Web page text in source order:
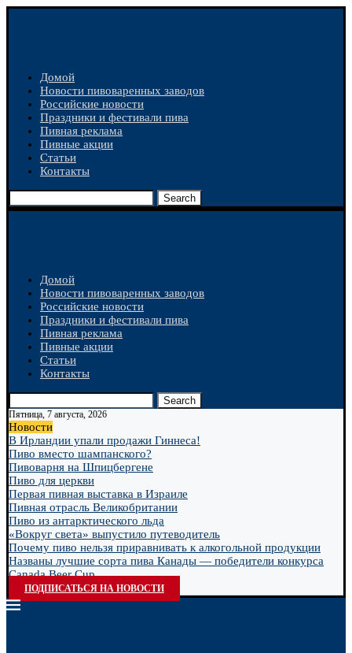
Домой
Новости пивоваренных заводов
Российские новости
Праздники и фестивали пива
Пивная реклама
Пивные акции
Статьи
Контакты
Search
Домой
Новости пивоваренных заводов
Российские новости
Праздники и фестивали пива
Пивная реклама
Пивные акции
Статьи
Контакты
Search
Пятница, 7 августа, 2026
Новости
В Ирландии упали продажи Гиннеса!
Пиво вместо шампанского?
Пивоварня на Шпицбергене
Пиво для церкви
Первая пивная выставка в Израиле
Пивная отрасль Великобритании
Пиво из антарктического льда
«Вокруг света» выпустило путеводитель
Почему пиво нельзя приравнивать к алкогольной продукции
Названы лучшие сорта пива Канады — победители конкурса
Canada Beer Cup...
ПОДПИСАТЬСЯ НА НОВОСТИ